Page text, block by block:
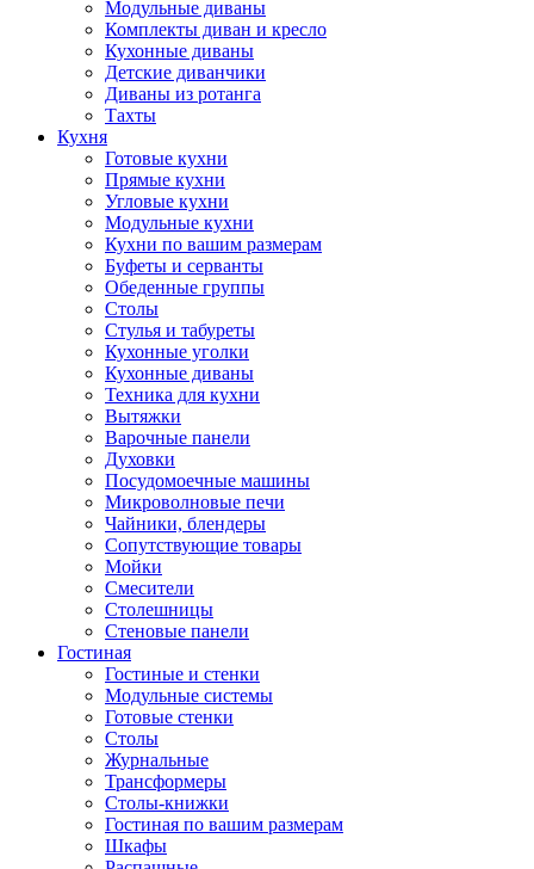
Модульные диваны
Комплекты диван и кресло
Кухонные диваны
Детские диванчики
Диваны из ротанга
Тахты
Кухня
Готовые кухни
Прямые кухни
Угловые кухни
Модульные кухни
Кухни по вашим размерам
Буфеты и серванты
Обеденные группы
Столы
Стулья и табуреты
Кухонные уголки
Кухонные диваны
Техника для кухни
Вытяжки
Варочные панели
Духовки
Посудомоечные машины
Микроволновые печи
Чайники, блендеры
Сопутствующие товары
Мойки
Смесители
Столешницы
Стеновые панели
Гостиная
Гостиные и стенки
Модульные системы
Готовые стенки
Столы
Журнальные
Трансформеры
Столы-книжки
Гостиная по вашим размерам
Шкафы